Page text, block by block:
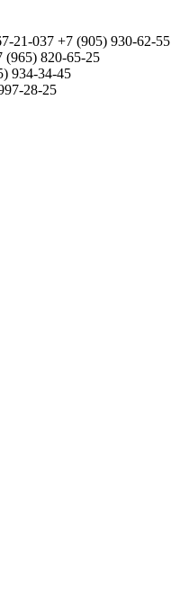
21-037 +7 (905) 930-62-55
(965) 820-65-25
934-34-45
28-25